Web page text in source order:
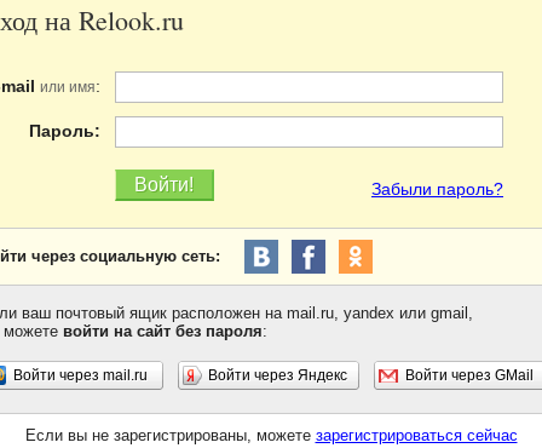
на Relook.ru
или имя:
Пароль:
Забыли пароль?
через социальную сеть:
ваш почтовый ящик расположен на mail.ru, yandex или gmail,
можете войти на сайт без пароля:
Войти через mail.ru Войти через Яндекс Войти через GMail
Если вы не зарегистрированы, можете зарегистрироваться сейчас